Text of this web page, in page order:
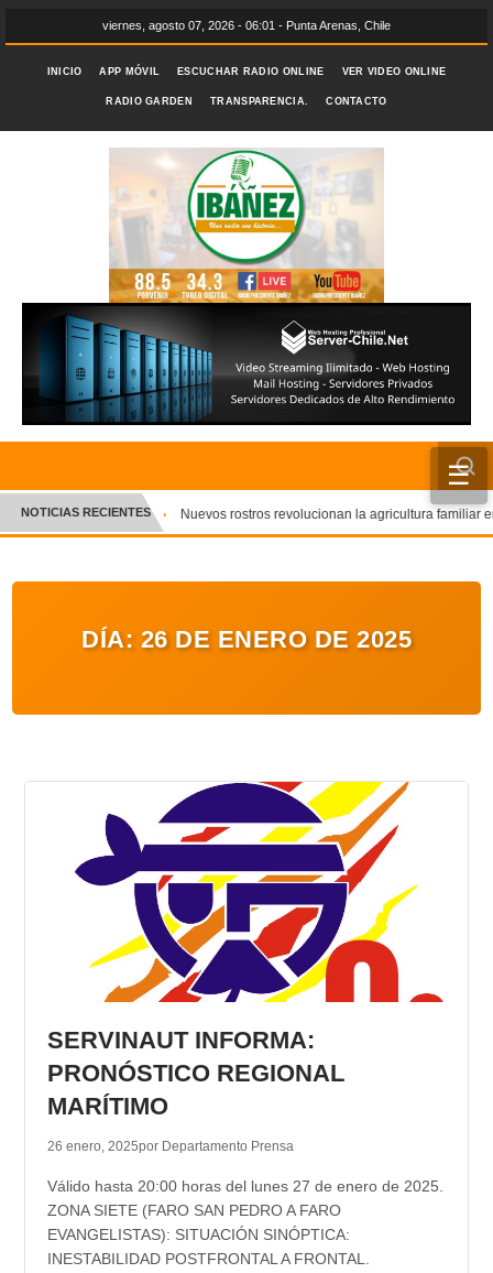
viernes, agosto 07, 2026 - 06:01 - Punta Arenas, Chile
INICIO APP MÓVIL ESCUCHAR RADIO ONLINE VER VIDEO ONLINE
RADIO GARDEN TRANSPARENCIA. CONTACTO
☰
INICIO
CRÓNICA
ENTRETENIMIENTO Y CULTURA
VIDEOS
GALERIA DE FOTOS
APP MÓVIL
NOTICIAS RECIENTES Nuevos rostros revolucionan la agricultura familiar
DÍA: 26 DE ENERO DE 2025
SERVINAUT INFORMA:
PRONÓSTICO REGIONAL
MARÍTIMO
26 enero, 2025por Departamento Prensa
Válido hasta 20:00 horas del lunes 27 de enero de 2025.
ZONA SIETE (FARO SAN PEDRO A FARO
EVANGELISTAS): SITUACIÓN SINÓPTICA:
INESTABILIDAD POSTFRONTAL A FRONTAL.